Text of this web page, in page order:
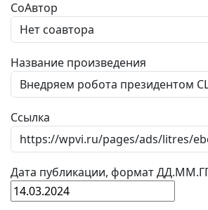
СоАвтор
Название произведения
Ссылка
Дата публикации, формат